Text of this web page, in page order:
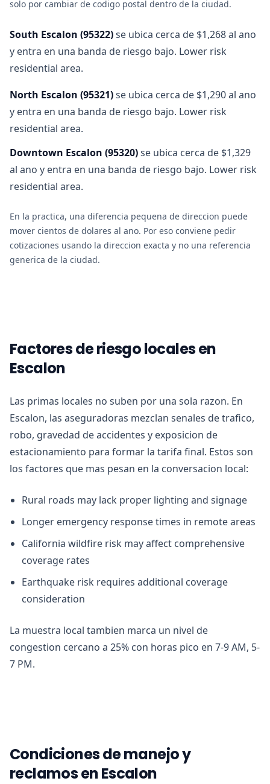
solo por cambiar de codigo postal dentro de la ciudad.
South Escalon (95322)se ubica cerca de $1,268 al ano
y entra en una banda de riesgo bajo. Lower risk
residential area.
North Escalon (95321)se ubica cerca de $1,290 al ano
y entra en una banda de riesgo bajo. Lower risk
residential area.
Downtown Escalon (95320)se ubica cerca de $1,329
al ano y entra en una banda de riesgo bajo. Lower risk
residential area.
En la practica, una diferencia pequena de direccion puede
mover cientos de dolares al ano. Por eso conviene pedir
cotizaciones usando la direccion exacta y no una referencia
generica de la ciudad.
Factores de riesgo locales en
Escalon
Las primas locales no suben por una sola razon. En
Escalon, las aseguradoras mezclan senales de trafico,
robo, gravedad de accidentes y exposicion de
estacionamiento para formar la tarifa final. Estos son
los factores que mas pesan en la conversacion local:
Rural roads may lack proper lighting and signage
Longer emergency response times in remote areas
California wildfire risk may affect comprehensive
coverage rates
Earthquake risk requires additional coverage
consideration
La muestra local tambien marca un nivel de
congestion cercano a 25% con horas pico en 7-9 AM, 5-
7 PM.
Condiciones de manejo y
reclamos en Escalon